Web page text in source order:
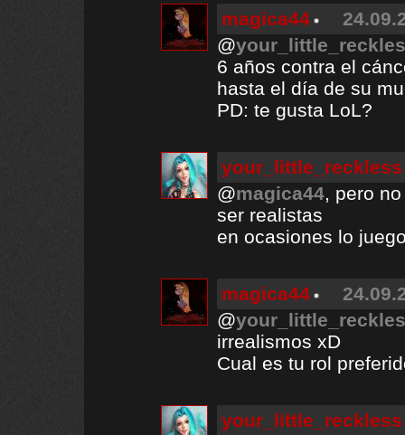
magica44
@
6 años contra el
hasta el día de su
PD: te gusta LoL?
your_little_reckless
@magica44, pero
ser realistas
en ocasiones lo
magica44
@
irrealismos xD
Cual es tu rol
your_little_reckless